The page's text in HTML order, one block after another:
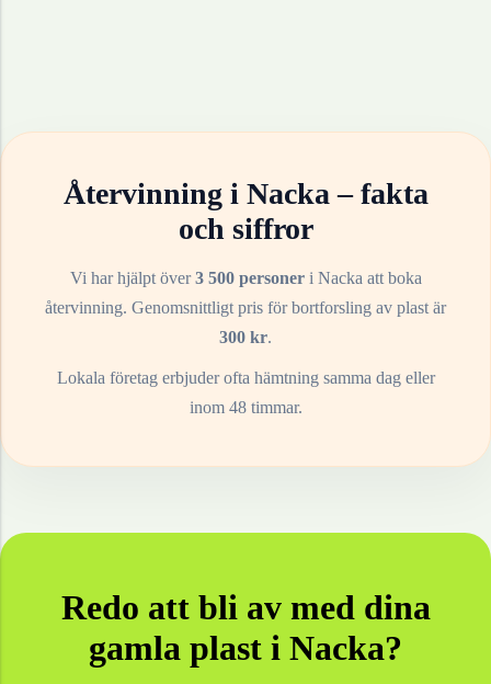
Återvinning i Nacka– fakta
och siffror
Vi har hjälpt över3 500 personeri Nacka att boka
återvinning. Genomsnittligt pris för bortforsling av plast är
300 kr.
Lokala företag erbjuder ofta hämtning samma dag eller
inom 48 timmar.
Redo att bli av med dina
gamla plast i Nacka?